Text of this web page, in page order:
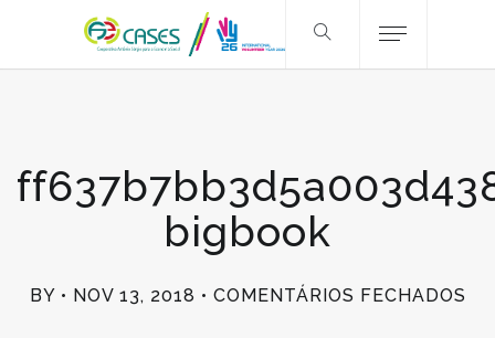
bigbook
BY NOV 13, 2018 COMENTÁRIOS FECHADOS